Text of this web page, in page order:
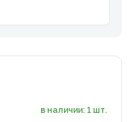
в наличии: 1 шт.